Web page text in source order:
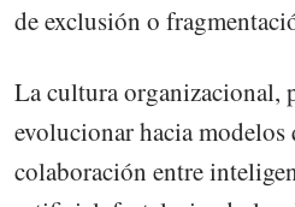
de exclusión o
La cultura organizacional,
evolucionar hacia modelos
colaboración entre